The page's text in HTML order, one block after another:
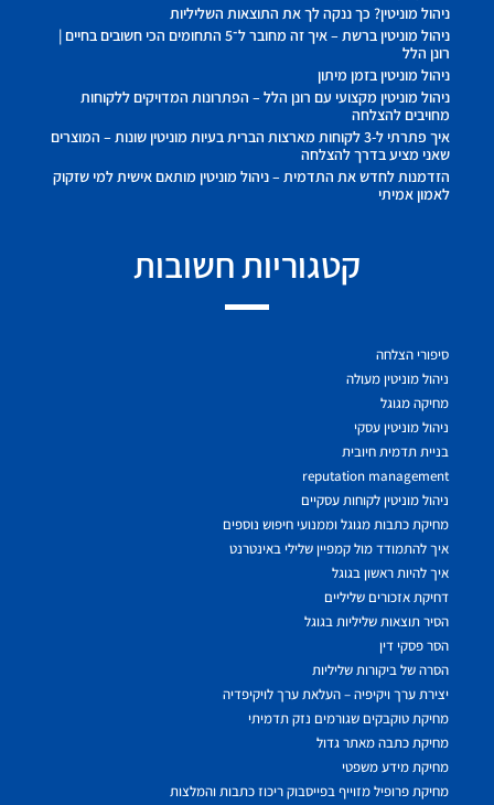
ניהול מוניטין? כך ננקה לך את התוצאות השליליות
ניהול מוניטין ברשת – איך זה מחובר ל־5 התחומים הכי חשובים בחיים |
רונן הלל
ניהול מוניטין בזמן מיתון
ניהול מוניטין מקצועי עם רונן הלל – הפתרונות המדויקים ללקוחות
מחויבים להצלחה
איך פתרתי ל-3 לקוחות מארצות הברית בעיות מוניטין שונות – המוצרים
שאני מציע בדרך להצלחה
הזדמנות לחדש את התדמית – ניהול מוניטין מותאם אישית למי שזקוק
לאמון אמיתי
קטגוריות חשובות
סיפורי הצלחה
ניהול מוניטין מעולה
מחיקה מגוגל
ניהול מוניטין עסקי
בניית תדמית חיובית
reputation management
ניהול מוניטין לקוחות עסקיים
מחיקת כתבות מגוגל וממנועי חיפוש נוספים
איך להתמודד מול קמפיין שלילי באינטרנט
איך להיות ראשון בגוגל
דחיקת אזכורים שליליים
הסיר תוצאות שליליות בגוגל
הסר פסקי דין
הסרה של ביקורות שליליות
יצירת ערך ויקיפיה – העלאת ערך לויקיפדיה
מחיקת טוקבקים שגורמים נזק תדמיתי
מחיקת כתבה מאתר גדול
מחיקת מידע משפטי
מחיקת פרופיל מזוייף בפייסבוק ריכוז כתבות והמלצות